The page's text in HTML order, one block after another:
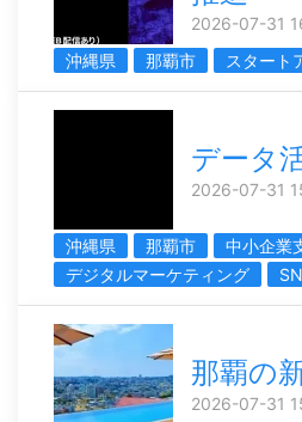
2026-07-31
沖縄県
那覇市 スタート
データ
2026-07-31
沖縄県 那覇市
中小企業
デジタルマーケティング
那覇の
2026-07-31